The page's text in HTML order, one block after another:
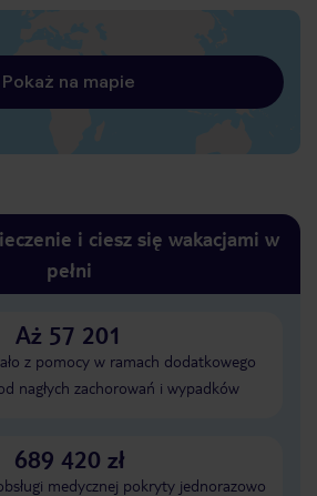
Pokaż na mapie
i ciesz się wakacjami w
pełni
Aż 57 201
z pomocy w ramach dodatkowego
nagłych zachorowań i wypadków
689 420 zł
medycznej pokryty jednorazowo